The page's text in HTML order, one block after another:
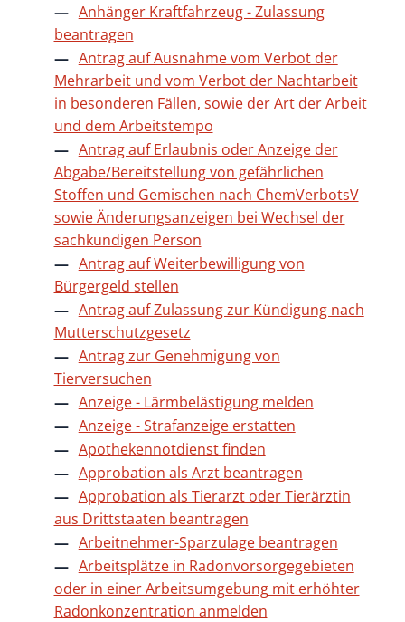
Anhänger Kraftfahrzeug - Zulassung
beantragen
Antrag auf Ausnahme vom Verbot der
Mehrarbeit und vom Verbot der Nachtarbeit
in besonderen Fällen, sowie der Art der Arbeit
und dem Arbeitstempo
Antrag auf Erlaubnis oder Anzeige der
Abgabe/Bereitstellung von gefährlichen
Stoffen und Gemischen nach ChemVerbotsV
sowie Änderungsanzeigen bei Wechsel der
sachkundigen Person
Antrag auf Weiterbewilligung von
Bürgergeld stellen
Antrag auf Zulassung zur Kündigung nach
Mutterschutzgesetz
Antrag zur Genehmigung von
Tierversuchen
Anzeige - Lärmbelästigung melden
Anzeige - Strafanzeige erstatten
Apothekennotdienst finden
Approbation als Arzt beantragen
Approbation als Tierarzt oder Tierärztin
aus Drittstaaten beantragen
Arbeitnehmer-Sparzulage beantragen
Arbeitsplätze in Radonvorsorgegebieten
oder in einer Arbeitsumgebung mit erhöhter
Radonkonzentration anmelden